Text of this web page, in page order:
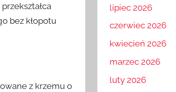
bez kłopotu
z krzemu o
lipiec 2026
czerwiec 2026
kwiecień 2026
marzec 2026
luty 2026